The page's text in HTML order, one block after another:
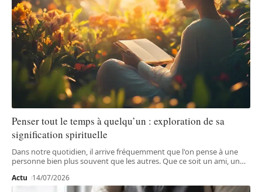
Penser tout le temps à quelqu’un : exploration de sa
signification spirituelle
Dans notre quotidien, il arrive fréquemment que l'on pense à une
personne bien plus souvent que les autres. Que ce soit un ami, un…
Actu 14/07/2026